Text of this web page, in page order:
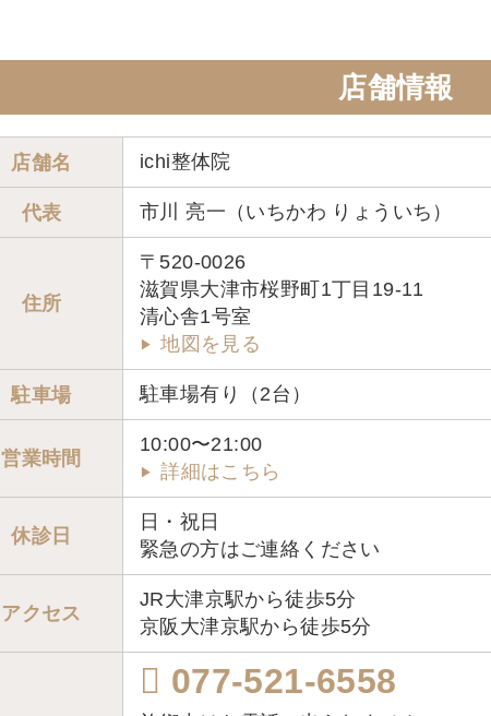
店舗情報
店舗名 ichi整体院
代表 市川 亮一（いちかわ りょういち）
住所
〒520-0026
滋賀県大津市桜野町1丁目19-11
清心舎1号室
地図を見る
駐車場 駐車場有り（2台）
営業時間
10:00〜21:00
詳細はこちら
休診日
日・祝日
緊急の方はご連絡ください
アクセス
JR大津京駅から徒歩5分
京阪大津京駅から徒歩5分
077-521-6558